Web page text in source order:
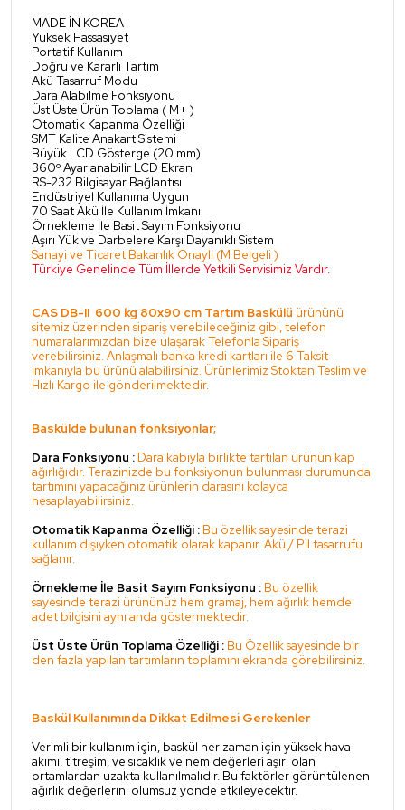
MADE İN KOREA
Yüksek Hassasiyet
Portatif Kullanım
Doğru ve Kararlı Tartım
Akü Tasarruf Modu
Dara Alabilme Fonksiyonu
Üst Üste Ürün Toplama ( M+ )
Otomatik Kapanma Özelliği
SMT Kalite Anakart Sistemi
Büyük LCD Gösterge (20 mm)
360º Ayarlanabilir LCD Ekran
RS-232 Bilgisayar Bağlantısı
Endüstriyel Kullanıma Uygun
70 Saat Akü İle Kullanım İmkanı
Örnekleme İle Basit Sayım Fonksiyonu
Aşırı Yük ve Darbelere Karşı Dayanıklı Sistem
Sanayi ve Ticaret Bakanlık Onaylı (M Belgeli )
Türkiye Genelinde Tüm İllerde Yetkili Servisimiz Vardır.
CAS DB-II 600 kg 80x90 cm Tartım Baskülü ürününü
sitemiz üzerinden sipariş verebileceğiniz gibi, telefon
numaralarımızdan bize ulaşarak Telefonla Sipariş
verebilirsiniz. Anlaşmalı banka kredi kartları ile 6 Taksit
imkanıyla bu ürünü alabilirsiniz. Ürünlerimiz Stoktan Teslim ve
Hızlı Kargo ile gönderilmektedir.
Baskülde bulunan fonksiyonlar;
Dara Fonksiyonu : Dara kabıyla birlikte tartılan ürünün kap
ağırlığıdır. Terazinizde bu fonksiyonun bulunması durumunda
tartımını yapacağınız ürünlerin darasını kolayca
hesaplayabilirsiniz.
Otomatik Kapanma Özelliği : Bu özellik sayesinde terazi
kullanım dışıyken otomatik olarak kapanır. Akü / Pil tasarrufu
sağlanır.
Örnekleme İle Basit Sayım Fonksiyonu : Bu özellik
sayesinde terazi ürününüz hem gramaj, hem ağırlık hemde
adet bilgisini aynı anda göstermektedir.
Üst Üste Ürün Toplama Özelliği : Bu Özellik sayesinde bir
den fazla yapılan tartımların toplamını ekranda görebilirsiniz.
Baskül Kullanımında Dikkat Edilmesi Gerekenler
Verimli bir kullanım için, baskül her zaman için yüksek hava
akımı, titreşim, ve sıcaklık ve nem değerleri aşırı olan
ortamlardan uzakta kullanılmalıdır. Bu faktörler görüntülenen
ağırlık değerlerini olumsuz yönde etkileyecektir.